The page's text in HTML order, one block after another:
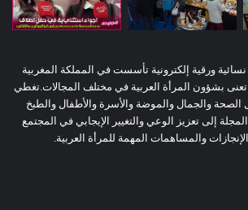
ورقية إلكترونية تأسست في المملكة المغربية
طنجة عام 2012، تعنى بشؤون المرأة العربية في مختلف المجالات.تغطي
والجمال والموضة والأسرة والأطفال والطبخ
إلى تعزيز الوعي والتغيير الإيجابي في المجتمع
الإنجازات والمساهمات المهمة للمرأة العربية.